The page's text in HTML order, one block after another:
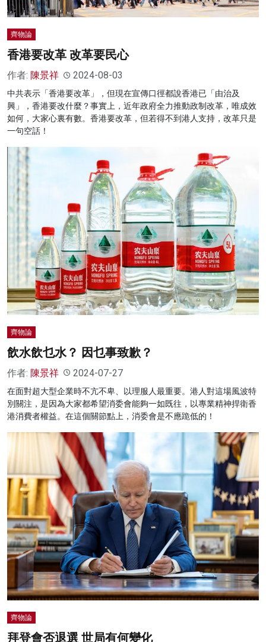
齊物論
香港要改革 改革要民心
作者: 陳景祥 2024-08-03
中共表示「香港要改革」，但現在宣傳口徑都說香港已「由治及
興」，香港要改什麼？事實上，近年政府全力推動政制改革，唯成效
如何，大家心裏有數。香港要改革，但若得不到港人支持，改革只是
一句空話！
齊物論
飲水飲乜水？ 因乜事致歉？
作者: 陳景祥 2024-07-27
在面對超大型企業時不亢不卑、以理服人最重要。港人對這場風波特
別關注，是因為大家都希望消委會能夠一如既往，以專業精神捍衛香
港消費者權益。在這個關節點上，消委會是不應跪低的！
齊物論
拜登會否退選 世局有何變化